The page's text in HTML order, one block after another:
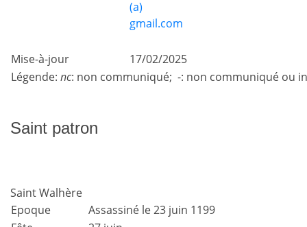
(a)
gmail.com
Mise-à-jour
17/02/2025
Légende: nc: non communiqué; -: non communiqué ou
Saint patron
Saint Walhère
Epoque
Assassiné le 23 juin 1199